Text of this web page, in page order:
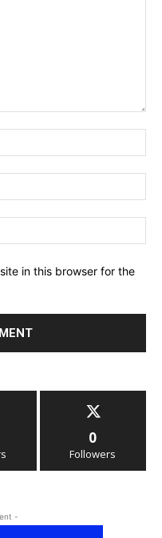
in this browser for the
0
Followers
-